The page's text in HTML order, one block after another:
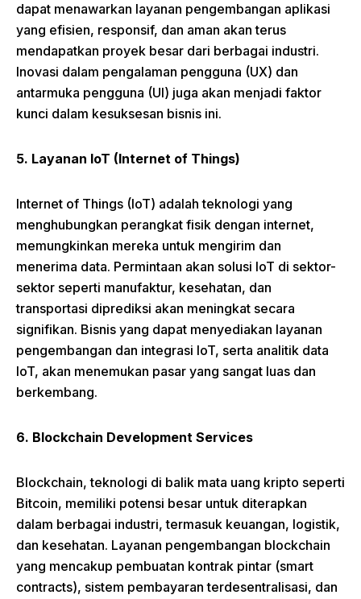
dapat menawarkan layanan pengembangan aplikasi
yang efisien, responsif, dan aman akan terus
mendapatkan proyek besar dari berbagai industri.
Inovasi dalam pengalaman pengguna (UX) dan
antarmuka pengguna (UI) juga akan menjadi faktor
kunci dalam kesuksesan bisnis ini.
5. Layanan IoT (Internet of Things)
Internet of Things (IoT) adalah teknologi yang
menghubungkan perangkat fisik dengan internet,
memungkinkan mereka untuk mengirim dan
menerima data. Permintaan akan solusi IoT di sektor-
sektor seperti manufaktur, kesehatan, dan
transportasi diprediksi akan meningkat secara
signifikan. Bisnis yang dapat menyediakan layanan
pengembangan dan integrasi IoT, serta analitik data
IoT, akan menemukan pasar yang sangat luas dan
berkembang.
6. Blockchain Development Services
Blockchain, teknologi di balik mata uang kripto seperti
Bitcoin, memiliki potensi besar untuk diterapkan
dalam berbagai industri, termasuk keuangan, logistik,
dan kesehatan. Layanan pengembangan blockchain
yang mencakup pembuatan kontrak pintar (smart
contracts), sistem pembayaran terdesentralisasi, dan